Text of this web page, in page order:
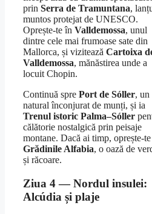
prin Serra de Tramuntana,
muntos protejat de UNESCO.
Oprește-te în Valldemossa, unul
dintre cele mai frumoase sate din
Mallorca, și vizitează Cartoixa
Valldemossa, mănăstirea unde a
locuit Chopin.
Continuă spre Port de Sóller, un
natural înconjurat de munți, și ia
Trenul istoric Palma–Sóller
călătorie nostalgică prin peisaje
montane. Dacă ai timp, oprește-
Grădinile Alfabia, o oază de
și răcoare.
Ziua 4 — Nordul insulei:
Alcúdia și plaje